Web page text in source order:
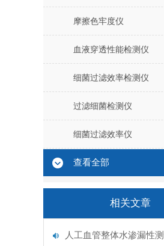
摩擦色牢度仪
血液穿透性能检测仪
细菌过滤效率检测仪
过滤细菌检测仪
细菌过滤效率仪
查看全部
相关文章